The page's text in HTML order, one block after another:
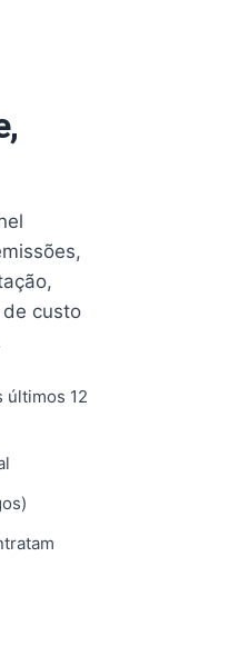
custo
últimos 12